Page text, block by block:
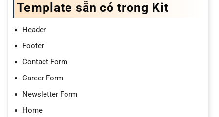
Template sẵn có trong Kit
Header
Footer
Contact Form
Career Form
Newsletter Form
Home